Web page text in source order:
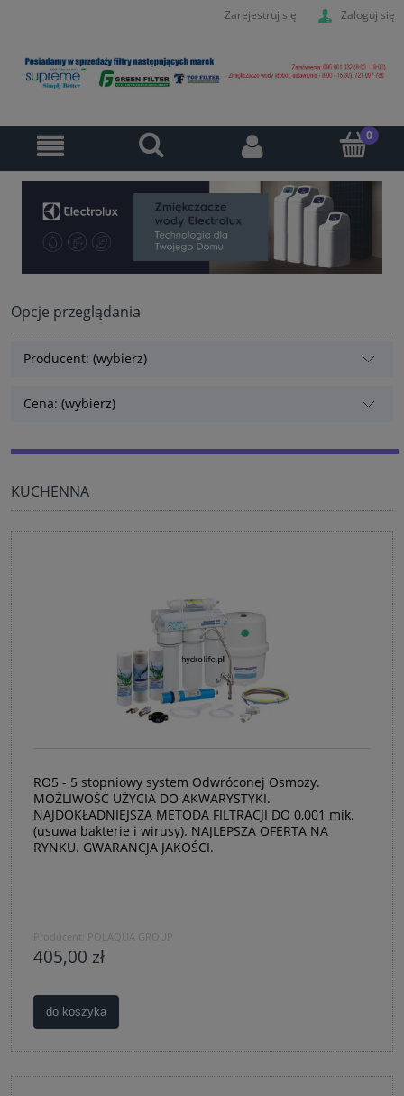
Zarejestruj się Zaloguj się
Opcje przeglądania
Producent: (wybierz)
Cena: (wybierz)
KUCHENNA
RO5 - 5 stopniowy system Odwróconej Osmozy.
MOŻLIWOŚĆ UŻYCIA DO AKWARYSTYKI.
NAJDOKŁADNIEJSZA METODA FILTRACJI DO 0,001 mik.
(usuwa bakterie i wirusy). NAJLEPSZA OFERTA NA
RYNKU. GWARANCJA JAKOŚCI.
Producent: POLAQUA GROUP
405,00 zł
do koszyka